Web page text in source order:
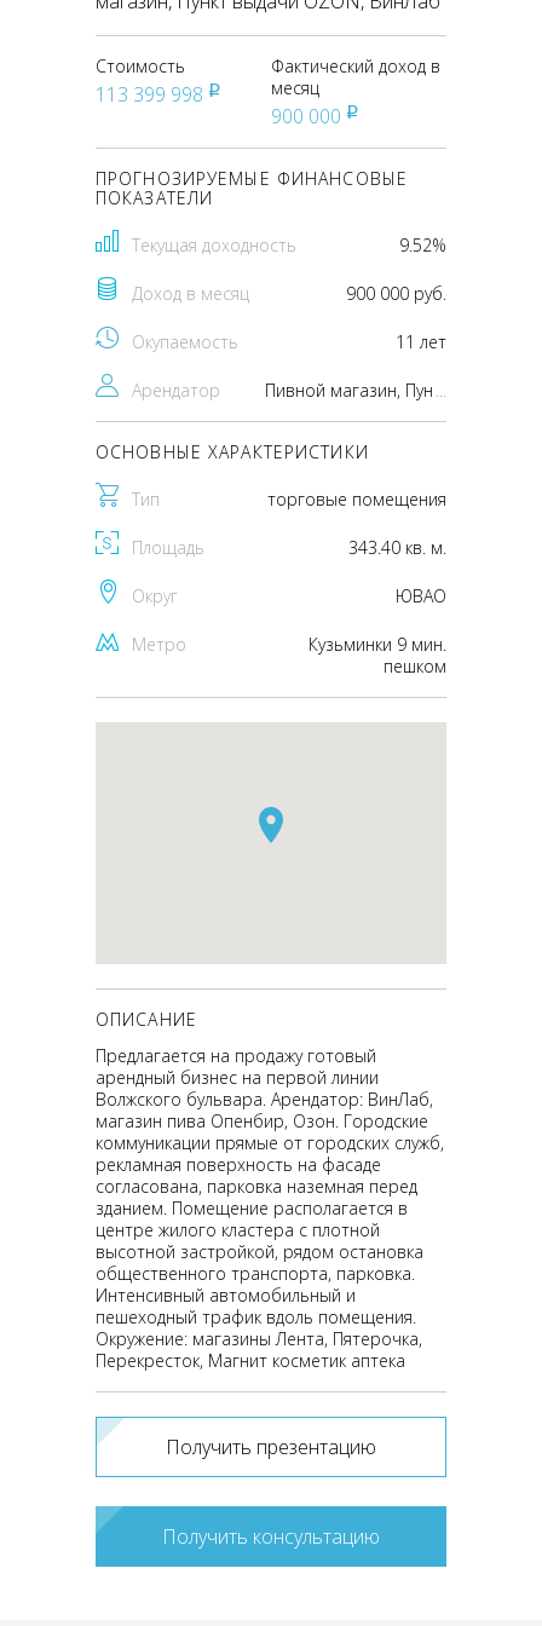
Стоимость
113 399 998 pуб
Фактический доход в
месяц
900 000 pуб
ПРОГНОЗИРУЕМЫЕ ФИНАНСОВЫЕ
ПОКАЗАТЕЛИ
Текущая доходность 9.52%
Доход в месяц 900 000 руб.
Окупаемость 11 лет
Арендатор Пивной магазин, Пункт выдачи OZON, ВинЛаб
...
ОСНОВНЫЕ ХАРАКТЕРИСТИКИ
Тип торговые помещения
Площадь 343.40 кв. м.
Округ ЮВАО
Метро
Кузьминки 9 мин.
пешком
ОПИСАНИЕ
Предлагается на продажу готовый
арендный бизнес на первой линии
Волжского бульвара. Арендатор: ВинЛаб,
магазин пива Опенбир, Озон. Городские
коммуникации прямые от городских служб,
рекламная поверхность на фасаде
согласована, парковка наземная перед
зданием. Помещение располагается в
центре жилого кластера с плотной
высотной застройкой, рядом остановка
общественного транспорта, парковка.
Интенсивный автомобильный и
пешеходный трафик вдоль помещения.
Окружение: магазины Лента, Пятерочка,
Перекресток, Магнит косметик аптека
Получить презентацию
Получить консультацию